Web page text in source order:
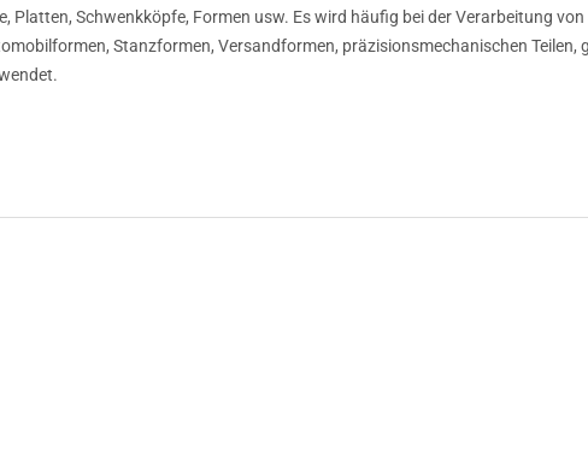
Platten, Schwenkköpfe, Formen usw. Es wird häufig bei der Verarbeitung
Stanzformen, Versandformen, präzisionsmechanischen Teilen,